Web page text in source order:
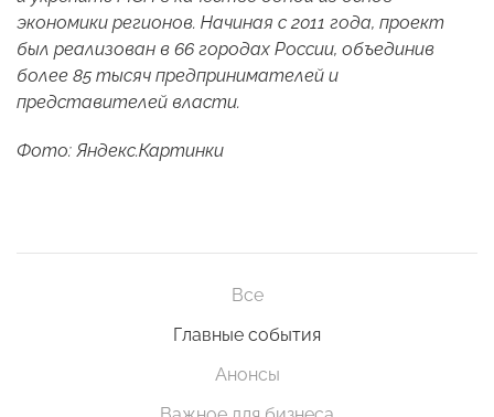
экономики регионов. Начиная с 2011 года, проект
был реализован в 66 городах России, объединив
более 85 тысяч предпринимателей и
представителей власти.
Фото: Яндекс.Картинки
Все
Главные события
Анонсы